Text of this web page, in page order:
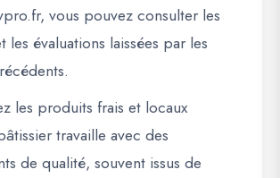
, vous pouvez consulter les
les évaluations laissées par les
les produits frais et locaux
travaille avec des
de qualité, souvent issus de